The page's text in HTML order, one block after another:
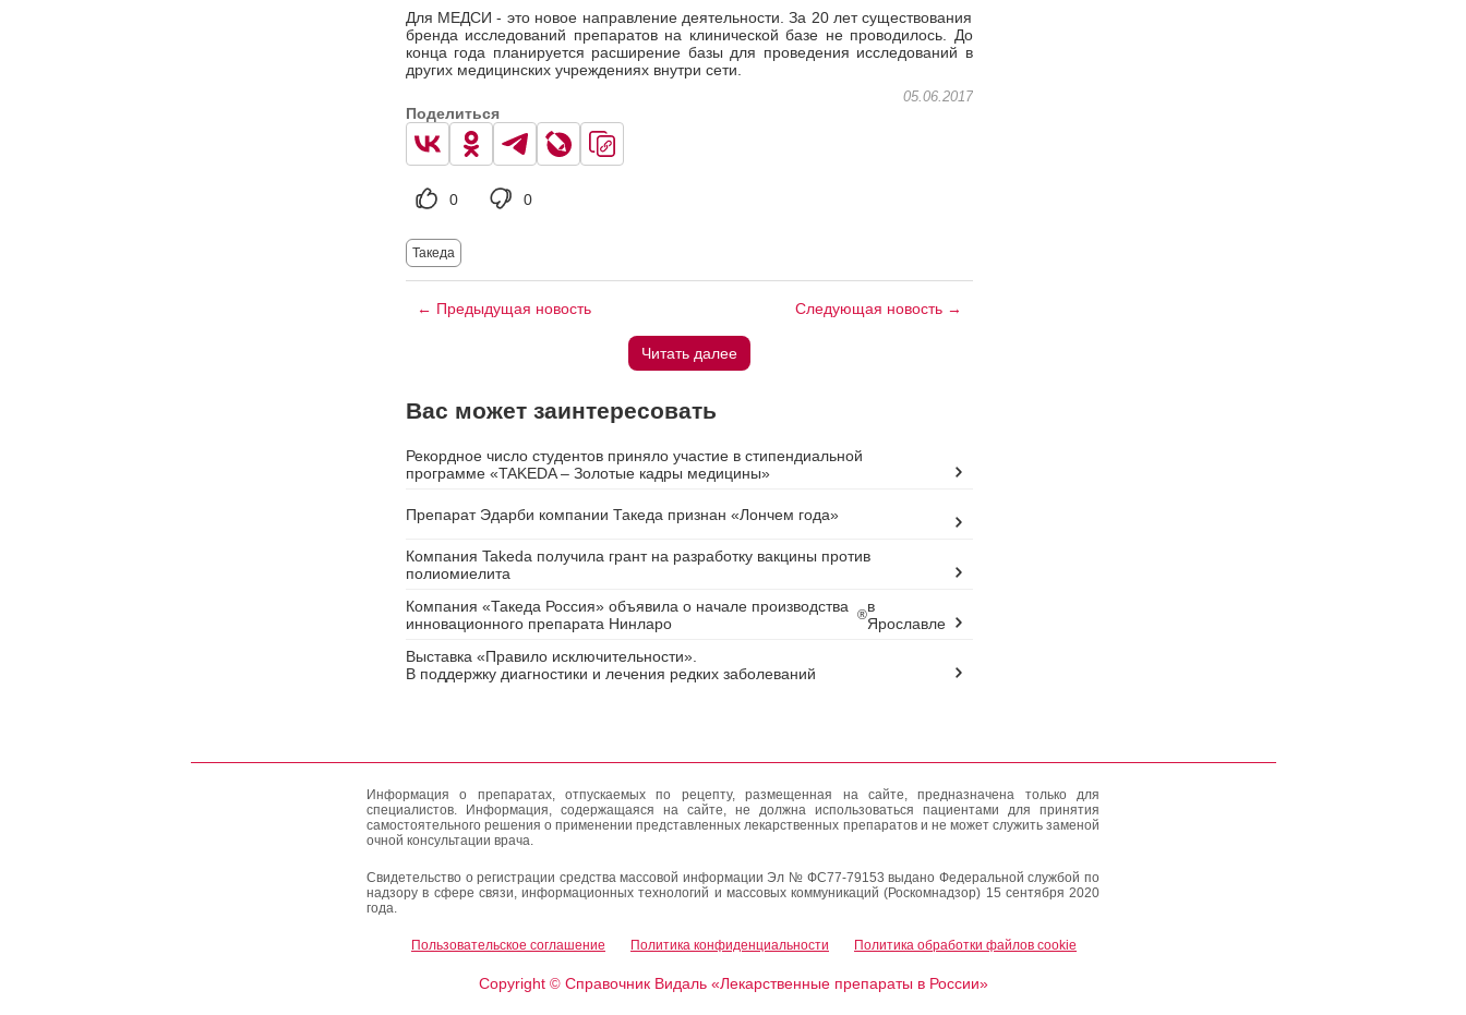
Для МЕДСИ - это новое направление деятельности. За 20 лет существования
бренда исследований препаратов на клинической базе не проводилось. До
конца года планируется расширение базы для проведения исследований в
других медицинских учреждениях внутри сети.
05.06.2017
Поделиться
0 0
Такеда
← Предыдущая новость Следующая новость →
Читать далее
Вас может заинтересовать
Рекордное число студентов приняло участие в стипендиальной
программе «TAKEDA – Золотые кадры медицины»
Препарат Эдарби компании Такеда признан «Лончем года»
Компания Takeda получила грант на разработку вакцины против
полиомиелита
Компания «Такеда Россия» объявила о начале производства
инновационного препарата Нинларо
®в
Ярославле
Выставка «Правило исключительности».
В поддержку диагностики и лечения редких заболеваний
Информация о препаратах, отпускаемых по рецепту, размещенная на сайте, предназначена только для
специалистов. Информация, содержащаяся на сайте, не должна использоваться пациентами для принятия
самостоятельного решения о применении представленных лекарственных препаратов и не может служить заменой
очной консультации врача.
Свидетельство о регистрации средства массовой информации Эл № ФС77-79153 выдано Федеральной службой по
надзору в сфере связи, информационных технологий и массовых коммуникаций (Роскомнадзор) 15 сентября 2020
года.
Пользовательское соглашение Политика конфиденциальности Политика обработки файлов cookie
Copyright ©Справочник Видаль «Лекарственные препараты в России»